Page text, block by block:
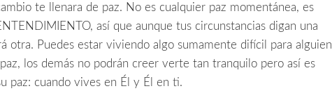
te llenara de paz. No es cualquier paz momentánea, es
así que aunque tus circunstancias digan una
otra. Puedes estar viviendo algo sumamente difícil para alguien
los demás no podrán creer verte tan tranquilo pero así es
paz: cuando vives en Él y Él en ti.